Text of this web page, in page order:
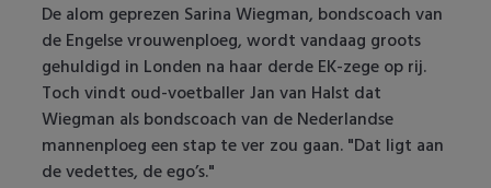
FC Utrecht
Feyenoord
Heracles Almelo
Champions League
Europa League
Conference League
De alom geprezen Sarina Wiegman, bondscoach van
de Engelse vrouwenploeg, wordt vandaag groots
gehuldigd in Londen na haar derde EK-zege op rij.
Toch vindt oud-voetballer Jan van Halst dat
Wiegman als bondscoach van de Nederlandse
mannenploeg een stap te ver zou gaan. "Dat ligt aan
de vedettes, de ego’s."